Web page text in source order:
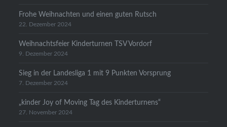
Frohe Weihnachten und einen guten Rutsch
22. Dezember 2024
Weihnachtsfeier Kinderturnen TSV Vordorf
9. Dezember 2024
Sieg in der Landesliga 1 mit 9 Punkten Vorsprung
7. Dezember 2024
„kinder Joy of Moving Tag des Kinderturnens“
27. November 2024